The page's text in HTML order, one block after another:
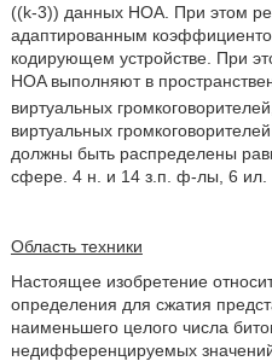
((k-3)) данных HOA. При этом
адаптированным
кодирующем устройстве. При
HOA выполняют в
виртуальных
виртуальных
должны быть распределены
сфере. 4 н. и 14 з.п. ф-лы, 6 ил.
Область техники
Настоящее изобретение
определения для сжатия
наименьшего целого числа
недифференцируемых